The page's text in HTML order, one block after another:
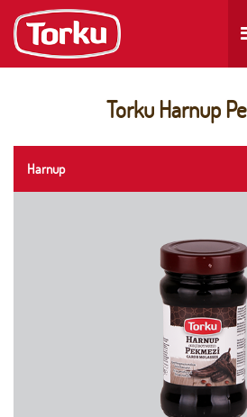
Torku Harnup
Harnup